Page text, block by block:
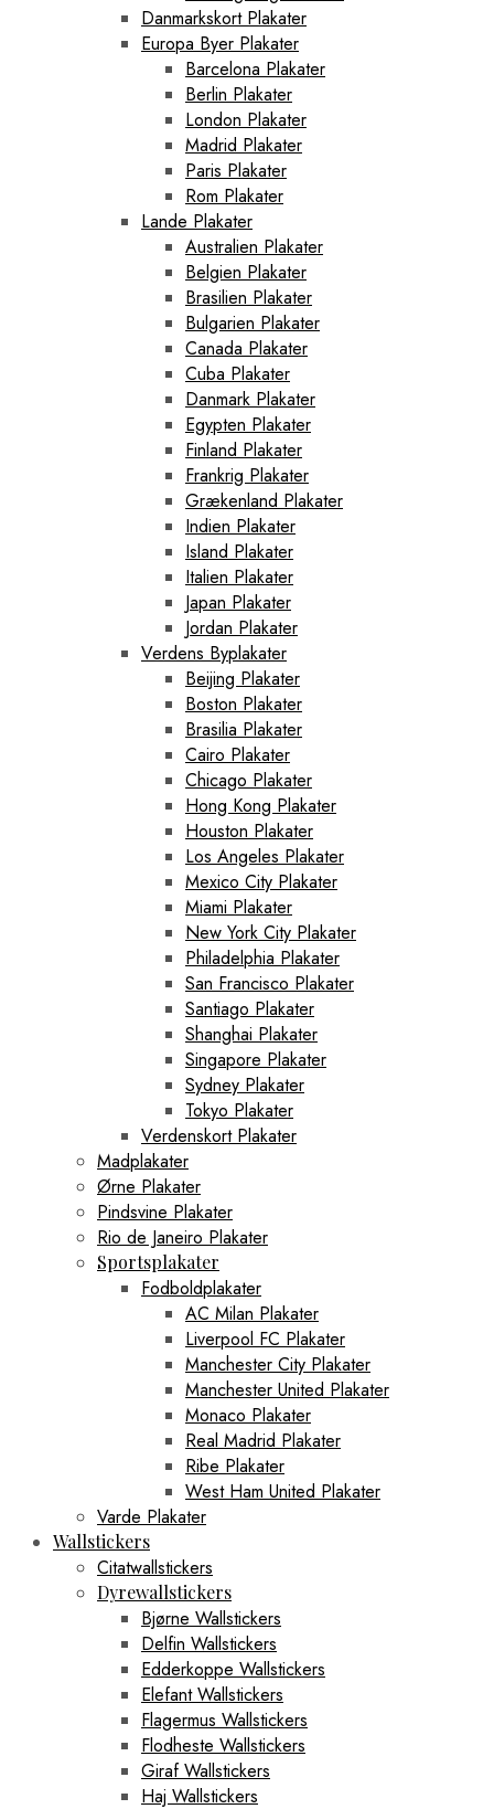
Danmarkskort Plakater
Europa Byer Plakater
Barcelona Plakater
Berlin Plakater
London Plakater
Madrid Plakater
Paris Plakater
Rom Plakater
Lande Plakater
Australien Plakater
Belgien Plakater
Brasilien Plakater
Bulgarien Plakater
Canada Plakater
Cuba Plakater
Danmark Plakater
Egypten Plakater
Finland Plakater
Frankrig Plakater
Grækenland Plakater
Indien Plakater
Island Plakater
Italien Plakater
Japan Plakater
Jordan Plakater
Verdens Byplakater
Beijing Plakater
Boston Plakater
Brasilia Plakater
Cairo Plakater
Chicago Plakater
Hong Kong Plakater
Houston Plakater
Los Angeles Plakater
Mexico City Plakater
Miami Plakater
New York City Plakater
Philadelphia Plakater
San Francisco Plakater
Santiago Plakater
Shanghai Plakater
Singapore Plakater
Sydney Plakater
Tokyo Plakater
Verdenskort Plakater
Madplakater
Ørne Plakater
Pindsvine Plakater
Rio de Janeiro Plakater
Sportsplakater
Fodboldplakater
AC Milan Plakater
Liverpool FC Plakater
Manchester City Plakater
Manchester United Plakater
Monaco Plakater
Real Madrid Plakater
Ribe Plakater
West Ham United Plakater
Varde Plakater
Wallstickers
Citatwallstickers
Dyrewallstickers
Bjørne Wallstickers
Delfin Wallstickers
Edderkoppe Wallstickers
Elefant Wallstickers
Flagermus Wallstickers
Flodheste Wallstickers
Giraf Wallstickers
Haj Wallstickers